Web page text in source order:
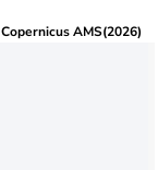
Copernicus AMS(2026)